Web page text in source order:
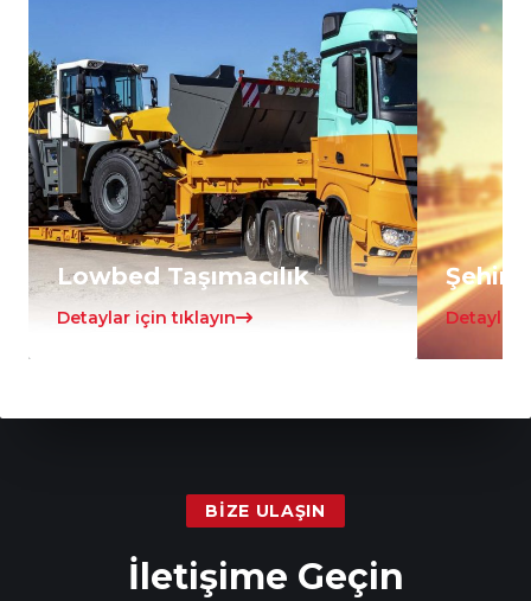
Lowbed Taşımacılık
Detaylar için tıklayın Detaylar
BIZE ULAŞIN
İletişime Geçin